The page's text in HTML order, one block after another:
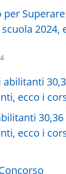
per Superare
2024,
30,36
ecco i